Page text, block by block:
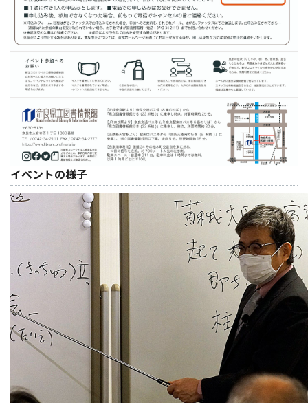
イベントの様子